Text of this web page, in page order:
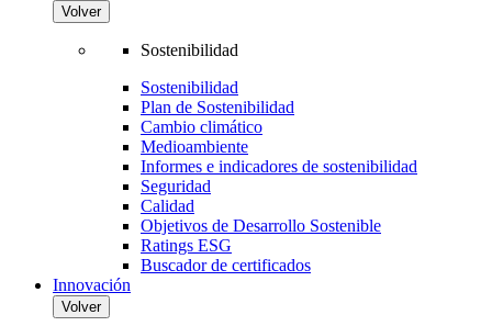
Volver
Sostenibilidad
Sostenibilidad
Plan de Sostenibilidad
Cambio climático
Medioambiente
Informes e indicadores de sostenibilidad
Seguridad
Calidad
Objetivos de Desarrollo Sostenible
Ratings ESG
Buscador de certificados
Innovación
Volver